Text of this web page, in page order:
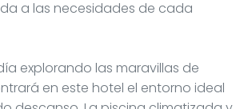
a las necesidades de cada
explorando las maravillas de
en este hotel el entorno ideal